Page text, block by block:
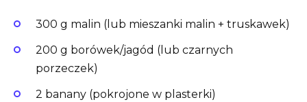
300 g malin (lub mieszanki malin + truskawek)
200 g borówek/jagód (lub czarnych
porzeczek)
2 banany (pokrojone w plasterki)